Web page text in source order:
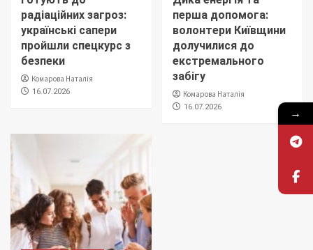
радіаційних загроз:
українські сапери
пройшли спецкурс з
безпеки
Комарова Наталія
16.07.2026
перша допомога:
волонтери Київщини
долучилися до
екстремального
забігу
Комарова Наталія
16.07.2026 →